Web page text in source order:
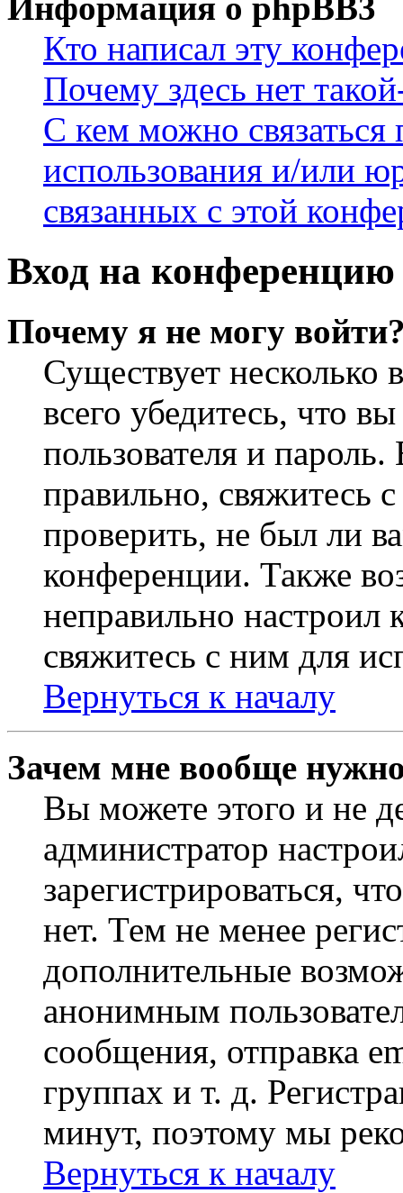
Кто написал эту
Почему здесь нет
С кем можно связаться
использования и/или
связанных с этой
Вход на конференцию
Почему я не могу
Существует
всего убедитесь, что
пользователя и
правильно, свяжитесь
проверить, не был ли
конференции. Также
неправильно
свяжитесь с ним для
Вернуться к началу
Зачем мне вообще
Вы можете этого и не
администратор
зарегистрироваться,
нет. Тем не менее
дополнительные
анонимным
сообщения, отправка
группах и т. д.
минут, поэтому мы
Вернуться к началу